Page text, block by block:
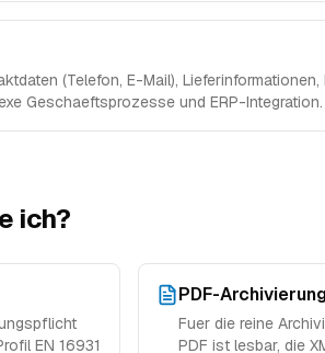
(Telefon, E-Mail),
Geschaeftsprozesse und ERP-Integration.
ich?
EN 16931
PDF-
Fuer die reine
PDF ist lesbar, die